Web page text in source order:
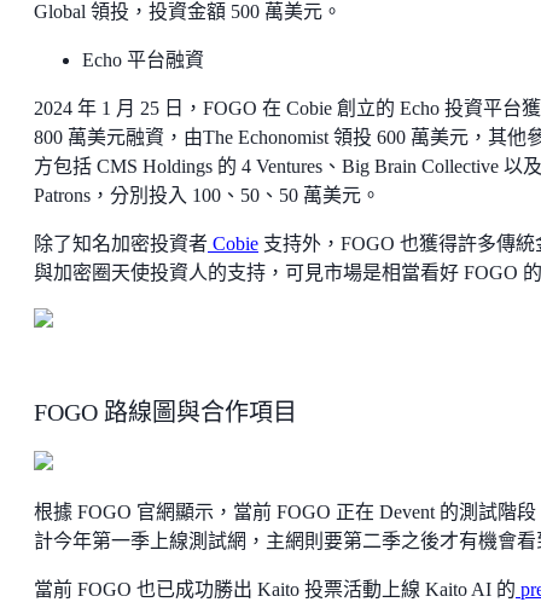
Global 領投，投資金額 500 萬美元。
Echo 平台融資
2024 年 1 月 25 日，FOGO 在 Cobie 創立的 Echo 投資平台
800 萬美元融資，由The Echonomist 領投 600 萬美元，其他
方包括 CMS Holdings 的 4 Ventures、Big Brain Collective 以及
Patrons，分別投入 100、50、50 萬美元。
除了知名加密投資者 Cobie 支持外，FOGO 也獲得許多傳統
與加密圈天使投資人的支持，可見市場是相當看好 FOGO
FOGO 路線圖與合作項目
根據 FOGO 官網顯示，當前 FOGO 正在 Devent 的測試階段
計今年第一季上線測試網，主網則要第二季之後才有機會看
當前 FOGO 也已成功勝出 Kaito 投票活動上線 Kaito AI 的